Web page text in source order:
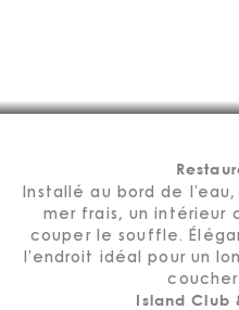
Installé au bord de
mer frais, un intérieur
couper le souffle.
l’endroit idéal pour un
Island Club